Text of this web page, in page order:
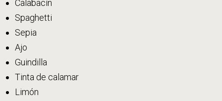
Calabacín
Spaghetti
Sepia
Ajo
Guindilla
Tinta de calamar
Limón